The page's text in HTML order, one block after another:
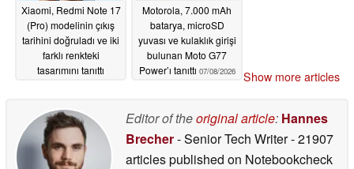
Xiaomi, Redmi Note 17
(Pro) modelinin çıkış
tarihini doğruladı ve iki
farklı renkteki
tasarımını tanıttı
Motorola, 7.000 mAh
batarya, microSD
yuvası ve kulaklık girişi
bulunan Moto G77
Power’ı tanıttı 07/08/2026 Show more articles
Editor of theoriginal article: Hannes
Brecher- Senior Tech Writer- 21907
articles published on Notebookcheck